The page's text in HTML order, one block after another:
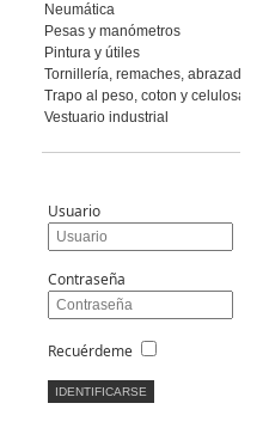
Neumática
Pesas y manómetros
Pintura y útiles
Tornillería, remaches, abrazaderas
Trapo al peso, coton y celulosa
Vestuario industrial
Usuario
Contraseña
Recuérdeme